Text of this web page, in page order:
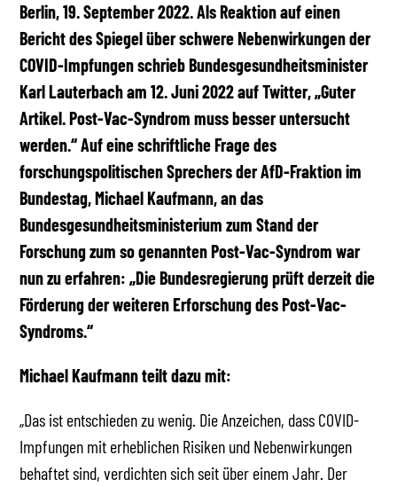
Berlin, 19. September 2022. Als Reaktion auf einen
Bericht des Spiegel über schwere Nebenwirkungen der
COVID-Impfungen schrieb Bundesgesundheitsminister
Karl Lauterbach am 12. Juni 2022 auf Twitter, „Guter
Artikel. Post-Vac-Syndrom muss besser untersucht
werden.“ Auf eine schriftliche Frage des
forschungspolitischen Sprechers der AfD-Fraktion im
Bundestag, Michael Kaufmann, an das
Bundesgesundheitsministerium zum Stand der
Forschung zum so genannten Post-Vac-Syndrom war
nun zu erfahren: „Die Bundesregierung prüft derzeit die
Förderung der weiteren Erforschung des Post-Vac-
Syndroms.“
Michael Kaufmann teilt dazu mit:
„Das ist entschieden zu wenig. Die Anzeichen, dass COVID-
Impfungen mit erheblichen Risiken und Nebenwirkungen
behaftet sind, verdichten sich seit über einem Jahr. Der